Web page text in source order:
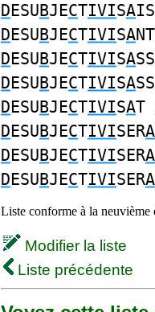
DESUBJECTIVISAIS
DESUBJECTIVISANT
DESUBJECTIVISA
DESUBJECTIVISA
DESUBJECTIVISAT
DESUBJECTIVISERA
DESUBJECTIVISERA
DESUBJECTIVISERA
Liste conforme à la
Modifier la liste
Liste précédente